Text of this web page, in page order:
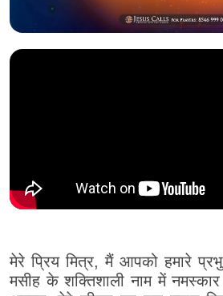
मेरे प्रिय मित्र, मैं आपको हमारे
मसीह के शक्तिशाली नाम में